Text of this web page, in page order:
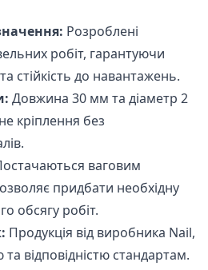
Розроблені
робіт, гарантуючи
стійкість до навантажень.
Довжина 30 мм та діаметр 2
кріплення без
ваговим
придбати необхідну
обсягу робіт.
Продукція від виробника Nail,
відповідністю стандартам.